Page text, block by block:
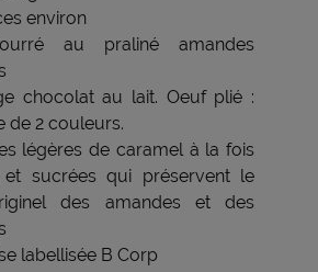
environ
au praliné amandes
chocolat au lait. Oeuf plié :
de 2 couleurs.
légères de caramel à la fois
et sucrées qui préservent le
des amandes et des
labellisée B Corp